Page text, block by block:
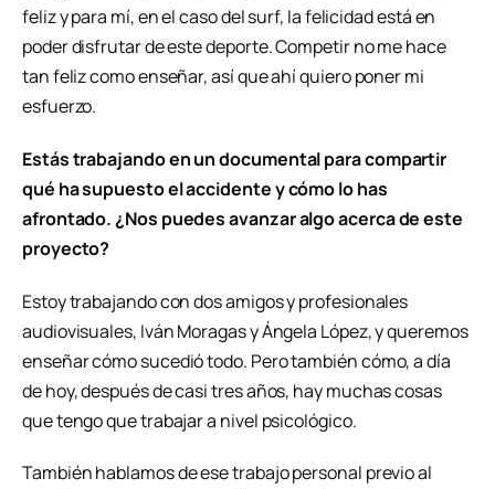
feliz ypara mí, en el caso del surf, la felicidad está en
poder disfrutar de este deporte. Competir no me hace
tan feliz como enseñar, así que ahí quiero poner mi
esfuerzo.
Estás trabajando en un documental para compartir
qué ha supuesto el accidente y cómo lo has
afrontado. ¿Nos puedes avanzar algo acerca de este
proyecto?
Estoy trabajando con dos amigos y profesionales
audiovisuales, Iván Moragas y Ángela López, y queremos
enseñar cómo sucedió todo. Pero también cómo, a día
de hoy, después de casi tres años, hay muchas cosas
que tengo que trabajar a nivel psicológico.
También hablamos de ese trabajo personal previo al